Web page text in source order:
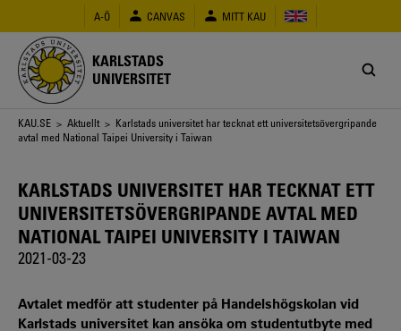
huvudinnehåll
A-Ö CANVAS MITT KAU
KARLSTADS
UNIVERSITET
Länkstig
KAU.SE > Aktuellt > Karlstads universitet har tecknat ett universitetsövergripande
avtal med National Taipei University i Taiwan
KARLSTADS UNIVERSITET HAR TECKNAT ETT
UNIVERSITETSÖVERGRIPANDE AVTAL MED
NATIONAL TAIPEI UNIVERSITY I TAIWAN
2021-03-23
Avtalet medför att studenter på Handelshögskolan vid
Karlstads universitet kan ansöka om studentutbyte med